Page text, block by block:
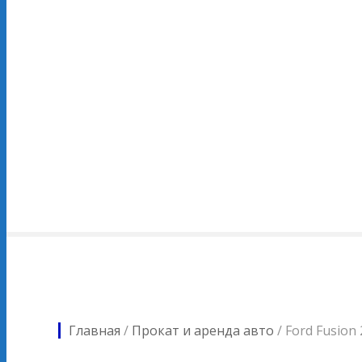
Главная / Прокат и аренда авто / Ford Fusion